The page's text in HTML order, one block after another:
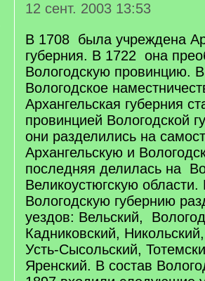
12 сент. 2003 13:53
В 1708 была учреждена
губерния. В 1722 она
Вологодскую провинцию.
Вологодское
Архангельская губерния
провинцией Вологодской
они разделились на
Архангельскую и
последняя делилась на
Великоустюгскую области.
Вологодскую губернию
уездов: Вельский,
Кадниковский,
Усть-Сысольский,
Яренский. В состав